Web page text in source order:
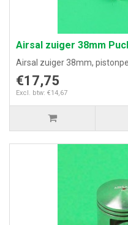
Airsal zuiger 38mm
Airsal zuiger 38mm,
€17,75
Excl. btw: €14,67